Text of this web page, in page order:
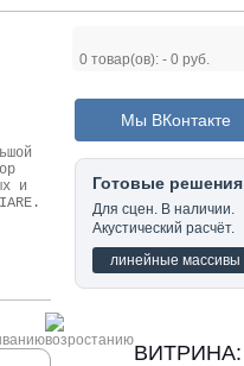
0 товар(ов): - 0 руб.
и
Мы ВКонтакте
Готовые решения
Для сцен. В наличии.
Акустический расчёт.
линейные массивы
ВИТРИНА: